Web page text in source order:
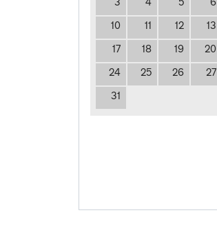
3 4 5 6
10 11 12 13
17 18 19 20
24 25 26 27
31